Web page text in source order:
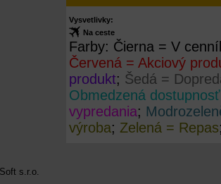
Vysvetlivky:
Na ceste
Farby: Čierna = V
Červená = Akciový
produkt; Šedá =
Obmedzená dostupnosť
vypredania;
výroba; Zelená = Repas
s.r.o.